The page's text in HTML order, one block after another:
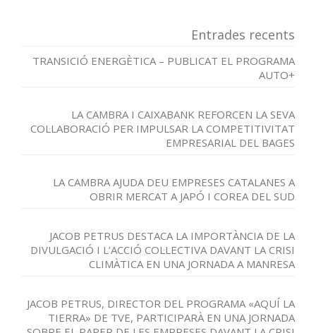
Entrades recents
TRANSICIÓ ENERGÈTICA – PUBLICAT EL PROGRAMA
AUTO+
LA CAMBRA I CAIXABANK REFORCEN LA SEVA
COL·LABORACIÓ PER IMPULSAR LA COMPETITIVITAT
EMPRESARIAL DEL BAGES
LA CAMBRA AJUDA DEU EMPRESES CATALANES A
OBRIR MERCAT A JAPÓ I COREA DEL SUD
JACOB PETRUS DESTACA LA IMPORTÀNCIA DE LA
DIVULGACIÓ I L’ACCIÓ COL·LECTIVA DAVANT LA CRISI
CLIMÀTICA EN UNA JORNADA A MANRESA
JACOB PETRUS, DIRECTOR DEL PROGRAMA «AQUÍ LA
TIERRA» DE TVE, PARTICIPARÀ EN UNA JORNADA